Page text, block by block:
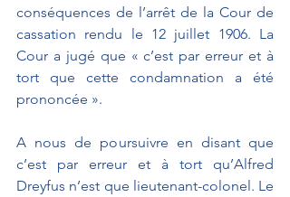
conséquences de l’arrêt de la Cour de
cassation rendu le 12 juillet 1906. La
Cour a jugé que « c’est par erreur et à
tort que cette condamnation a été
prononcée ».
A nous de poursuivre en disant que
c’est par erreur et à tort qu’Alfred
Dreyfus n’est que lieutenant-colonel. Le